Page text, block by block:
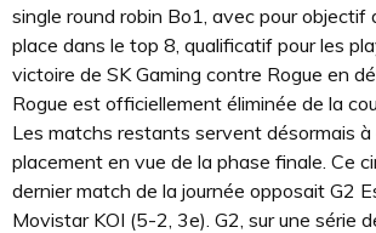
single round robin Bo1, avec pour objectif
place dans le top 8, qualificatif pour les
victoire de SK Gaming contre Rogue en
Rogue est officiellement éliminée de la
Les matchs restants servent désormais à
placement en vue de la phase finale. Ce
dernier match de la journée opposait G2
Movistar KOI (5-2, 3e). G2, sur une série